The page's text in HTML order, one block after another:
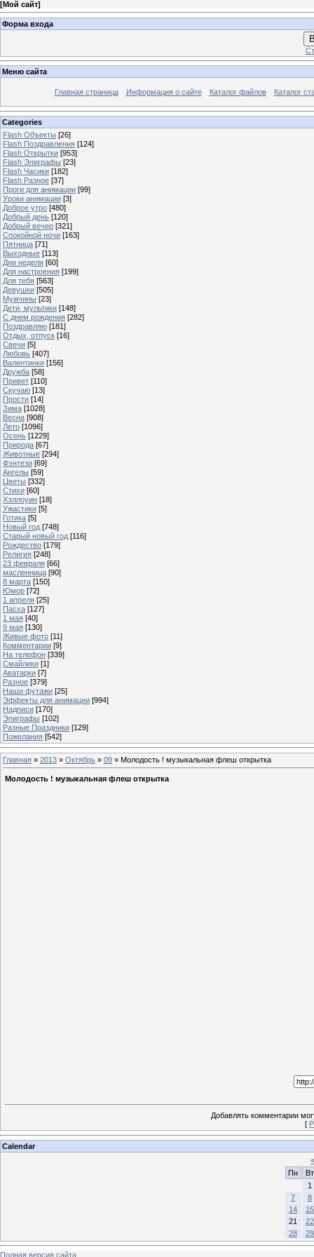
[Мой сайт]
Форма входа
Меню сайта
Главная страница Информация о сайте Каталог файлов Каталог
Categories
Flash Объекты [26]
Flash Поздравления [124]
Flash Открытки [953]
Flash Эпиграфы [23]
Flash Часики [182]
Flash Разное [37]
Проги для анимации [99]
Уроки анимации [3]
Доброе утро [480]
Добрый день [120]
Добрый вечер [321]
Спокойной ночи [163]
Пятница [71]
Выходные [113]
Дни недели [60]
Для настроения [199]
Для тебя [563]
Девушки [505]
Мужчины [23]
Дети, мультики [148]
С днем рождения [282]
Поздравляю [181]
Отдых, отпуск [16]
Свечи [5]
Любовь [407]
Валентинки [156]
Дружба [58]
Привет [110]
Скучаю [13]
Прости [14]
Зима [1028]
Весна [908]
Лето [1096]
Осень [1229]
Природа [67]
Животные [294]
Фэнтези [69]
Ангелы [59]
Цветы [332]
Стихи [60]
Хэллоуин [18]
Ужастики [5]
Готика [5]
Новый год [748]
Старый новый год [116]
Рождество [179]
Религия [248]
23 февраля [66]
масленница [90]
8 марта [150]
Юмор [72]
1 апреля [25]
Пасха [127]
1 мая [40]
9 мая [130]
Живые фото [11]
Комментарии [9]
На телефон [339]
Смайлики [1]
Аватарки [7]
Разное [379]
Наши футажи [25]
Эффекты для анимации [994]
Надписи [170]
Эпиграфы [102]
Разные Праздники [129]
Пожелания [542]
Главная » 2013 » Октябрь » 09 » Молодость ! музыкальная флеш открытка
Молодость ! музыкальная флеш открытка
Добавлять комментарии
[
Calendar
«
Пн
Вт
1
7
8
14
15
21
22
28
29
Полная версия сайта